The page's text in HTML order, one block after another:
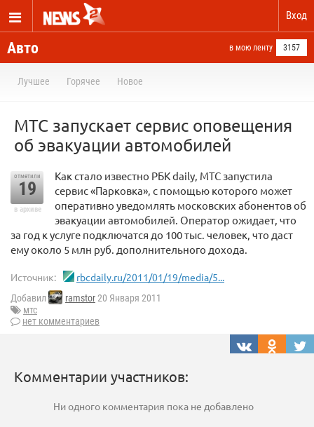
Вход
Авто в мою ленту 3157
Лучшее Горячее Новое
МТС запускает сервис оповещения
об эвакуации автомобилей
отметили
19
в архиве
Как стало известно РБК daily, МТС запустила
сервис «Парковка», с помощью которого может
оперативно уведомлять московских абонентов об
эвакуации автомобилей. Оператор ожидает, что
за год к услуге подключатся до 100 тыс. человек, что даст
ему около 5 млн руб. дополнительного дохода.
Источник: rbcdaily.ru/2011/01/19/media/5...
Добавил ramstor20 Января 2011
мтс
нет комментариев
Комментарии участников:
Ни одного комментария пока не добавлено